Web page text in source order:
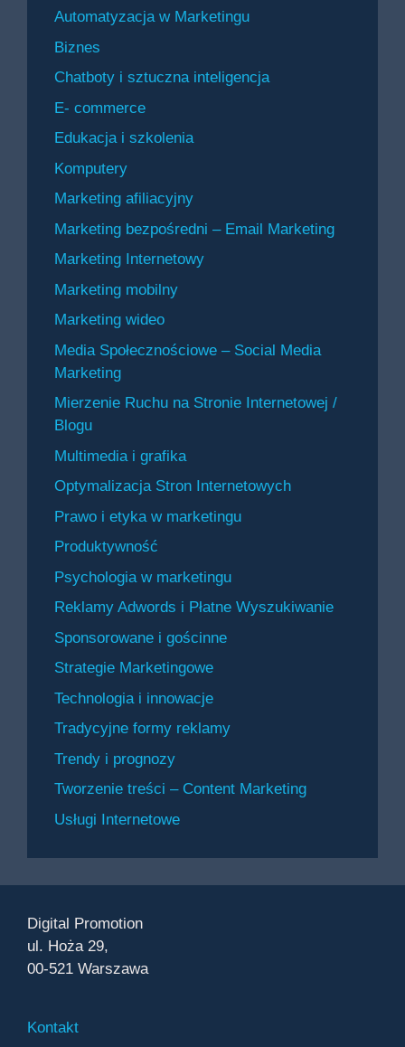
Automatyzacja w Marketingu
Biznes
Chatboty i sztuczna inteligencja
E- commerce
Edukacja i szkolenia
Komputery
Marketing afiliacyjny
Marketing bezpośredni – Email Marketing
Marketing Internetowy
Marketing mobilny
Marketing wideo
Media Społecznościowe – Social Media
Marketing
Mierzenie Ruchu na Stronie Internetowej /
Blogu
Multimedia i grafika
Optymalizacja Stron Internetowych
Prawo i etyka w marketingu
Produktywność
Psychologia w marketingu
Reklamy Adwords i Płatne Wyszukiwanie
Sponsorowane i gościnne
Strategie Marketingowe
Technologia i innowacje
Tradycyjne formy reklamy
Trendy i prognozy
Tworzenie treści – Content Marketing
Usługi Internetowe
Digital Promotion
ul. Hoża 29,
00-521 Warszawa
Kontakt